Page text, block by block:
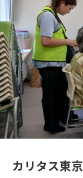
カリタス東